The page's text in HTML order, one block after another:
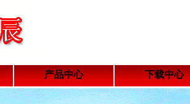
产品中心 下载中心